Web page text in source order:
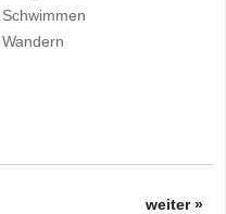
Schwimmen
Wandern
weiter »